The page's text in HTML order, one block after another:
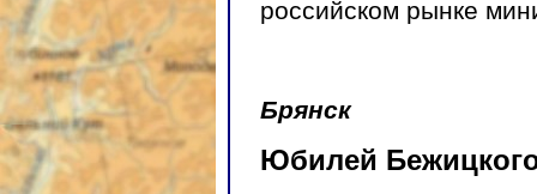
российском рынке
Брянск
Юбилей